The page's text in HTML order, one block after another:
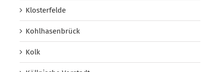
Klosterfelde
Kohlhasenbrück
Kolk